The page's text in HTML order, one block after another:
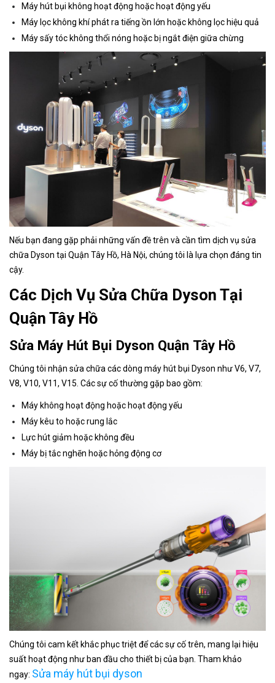
Máy hút bụi không hoạt động hoặc hoạt động yếu
Máy lọc không khí phát ra tiếng ồn lớn hoặc không lọc hiệu quả
Máy sấy tóc không thổi nóng hoặc bị ngắt điện giữa chừng
Nếu bạn đang gặp phải những vấn đề trên và cần tìm dịch vụ sửa
chữa Dyson tại Quận Tây Hồ, Hà Nội, chúng tôi là lựa chọn đáng tin
cậy.
Các Dịch Vụ Sửa Chữa Dyson Tại
Quận Tây Hồ
Sửa Máy Hút Bụi Dyson Quận Tây Hồ
Chúng tôi nhận sửa chữa các dòng máy hút bụi Dyson như V6, V7,
V8, V10, V11, V15. Các sự cố thường gặp bao gồm:
Máy không hoạt động hoặc hoạt động yếu
Máy kêu to hoặc rung lắc
Lực hút giảm hoặc không đều
Máy bị tắc nghẽn hoặc hỏng động cơ
Chúng tôi cam kết khắc phục triệt để các sự cố trên, mang lại hiệu
suất hoạt động như ban đầu cho thiết bị của bạn. Tham khảo
ngay: Sửa máy hút bụi dyson